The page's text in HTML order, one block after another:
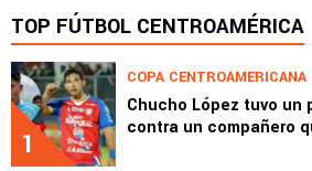
TOP FÚTBOL CENTROAMÉRICA
1
COPA CENTROAMERICANA
Chucho López tuvo un
contra un compañero